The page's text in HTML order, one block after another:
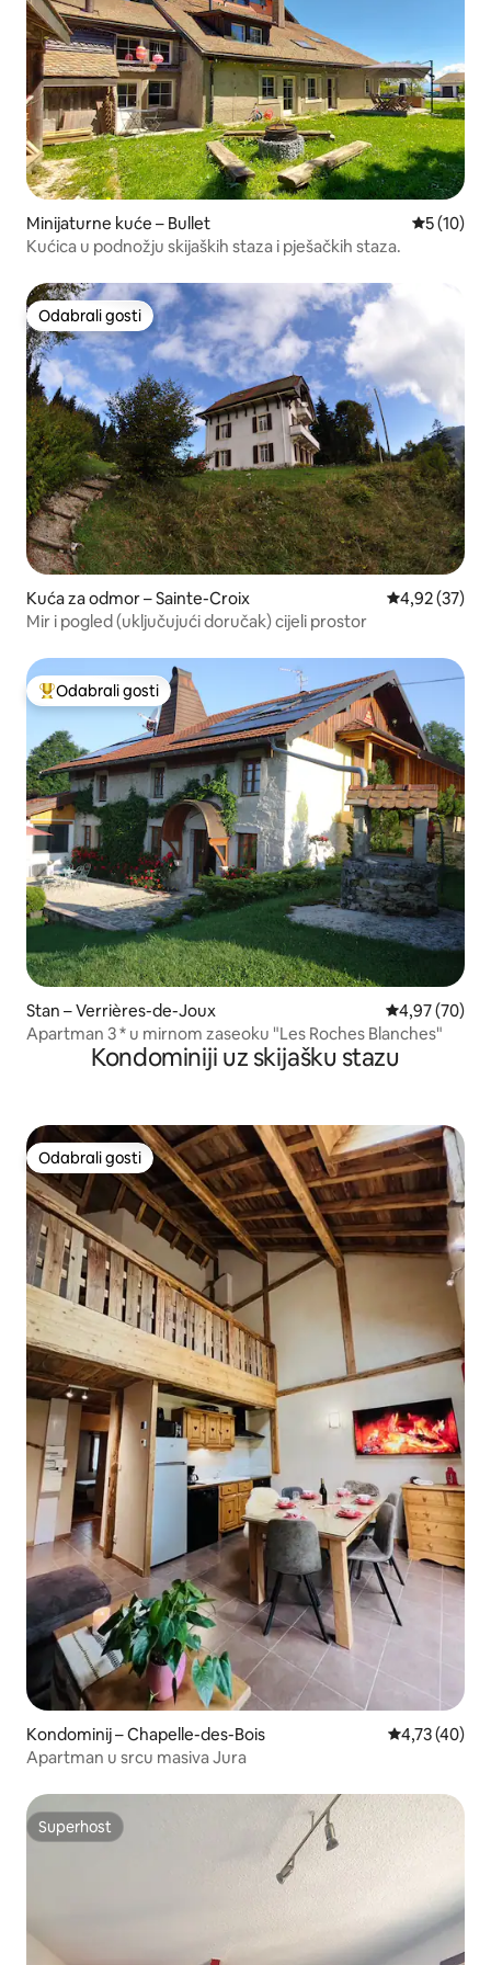
Minijaturne kuće – Bullet Prosječna
5 (10)
Kućica u podnožju skijaških staza i pješačkih staza.
Odabrali gosti
Odabrali gosti
Kuća za odmor – Sainte-Croix Prosječna
4,92 (37)
Mir i pogled (uključujući doručak) cijeli prostor
Među najviše rangiranima s oznakom „Odabrali gosti”
Odabrali gosti
Stan – Verrières-de-Joux Prosječna
4,97 (70)
Apartman 3 * u mirnom zaseoku "Les Roches Blanches"
Kondominiji uz skijašku stazu
Odabrali gosti
Odabrali gosti
Kondominij – Chapelle-des-Bois Prosječna
4,73 (40)
Apartman u srcu masiva Jura
Superhost
Superhost